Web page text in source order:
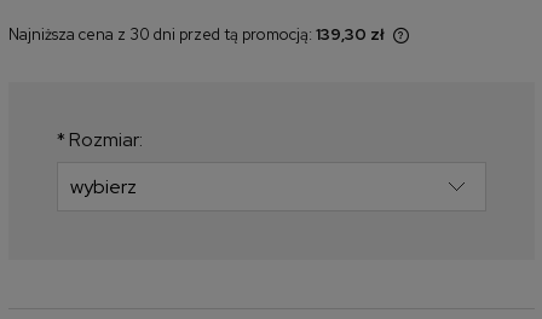
Najniższa cena z 30 dni przed tą promocją: 139,30 zł
* Rozmiar: